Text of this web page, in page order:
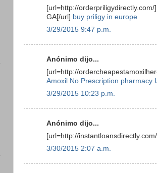
[url=http://
GA[/url] buy priligy in europe
3/29/2015 9:47 p.m.
Anónimo dijo...
[url=http://
Amoxil No Prescription pharmacy
3/29/2015 10:23 p.m.
Anónimo dijo...
[url=http://
3/30/2015 2:07 a.m.